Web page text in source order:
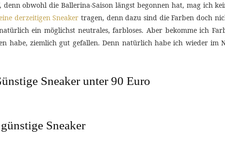
denn obwohl die Ballerina-Saison längst begonnen hat, mag ich
derzeitigen Sneaker tragen, denn dazu sind die Farben doch
ein möglichst neutrales, farbloses. Aber bekomme ich
habe, ziemlich gut gefallen. Denn natürlich habe ich wieder im
Sneaker unter 90 Euro
Sneaker